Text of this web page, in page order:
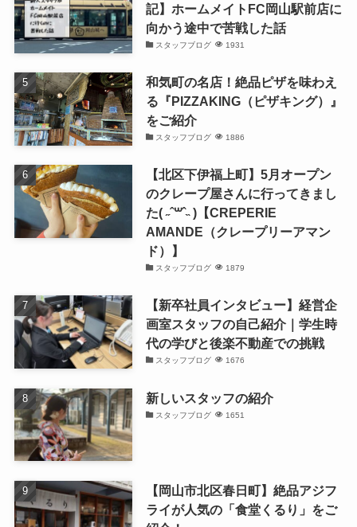
記】ホームメイトFC岡山駅前店に
向かう途中で苦戦した話
スタッフブログ 1931
和気町の名店！絶品ピザを味わえ
る『PIZZAKING（ピザキング）』
をご紹介
スタッフブログ 1886
【北区下伊福上町】5月オープン
のクレープ屋さんに行ってきまし
た( ˶ˆ꒳ˆ˵ )【CREPERIE
AMANDE（クレープリーアマン
ド）】
スタッフブログ 1879
【新卒社員インタビュー】経営企
画室スタッフの自己紹介｜学生時
代の学びと後楽不動産での挑戦
スタッフブログ 1676
新しいスタッフの紹介
スタッフブログ 1651
【岡山市北区春日町】絶品アジフ
ライが人気の「食堂くるり」をご